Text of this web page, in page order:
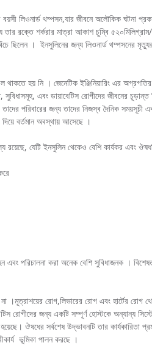
বয়সী লিওনার্ড থম্পসন,যার জীবনে অলৌকিক ঘটনা
রক্তে শর্করার মাত্রা আকাশ চুম্বি ৫২০মিলিগ্রাম/
ছিলেন । ইনসুলিনের জন্য লিওনার্ড থম্পসনের
হয় নি । জেনেটিক ইঞ্জিনিয়ারিং এর
সুবিধাসমূহ, এবং ডায়াবেটিস রোগীদের জীবনের
পরিবারের জন্য তাদের নিজস্ব দৈনিক
বর্তমান অবস্থায় আসেছে ।
যেটি ইনসুলিন থেকেও বেশি কার্যকর এবং
এবং পরিচালনা করা অনেক বেশি সুবিধাজনক ।
।মূত্রাশয়ের রোগ,লিভারের রোগ এবং হার্টের রোগ
রোগীদের জন্য একটি সম্পূর্ণ হোস্টকে অন্যান্য
ঔষধের সর্বশেষ উদ্ভাবনটি তার কার্যকারিতা
ভূমিকা পালন করছে ।